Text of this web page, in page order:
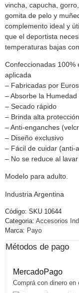
vincha, capucha, gorro,
gomita de pelo y
complemento ideal y
que el deportista
temperaturas bajas
Confeccionadas 100%
aplicada
– Fabricadas por
– Absorbe la
– Secado rápido
– Brinda alta
– Anti-enganches
– Diseño exclusivo
– Fácil de cuidar (anti-
– No se reduce al lavar
Modelo para adulto.
Industria Argentina
Código: SKU 10644
Categoria: Accesorios
Marca: Payo
Métodos de pago
MercadoPago
Comprá con dinero en